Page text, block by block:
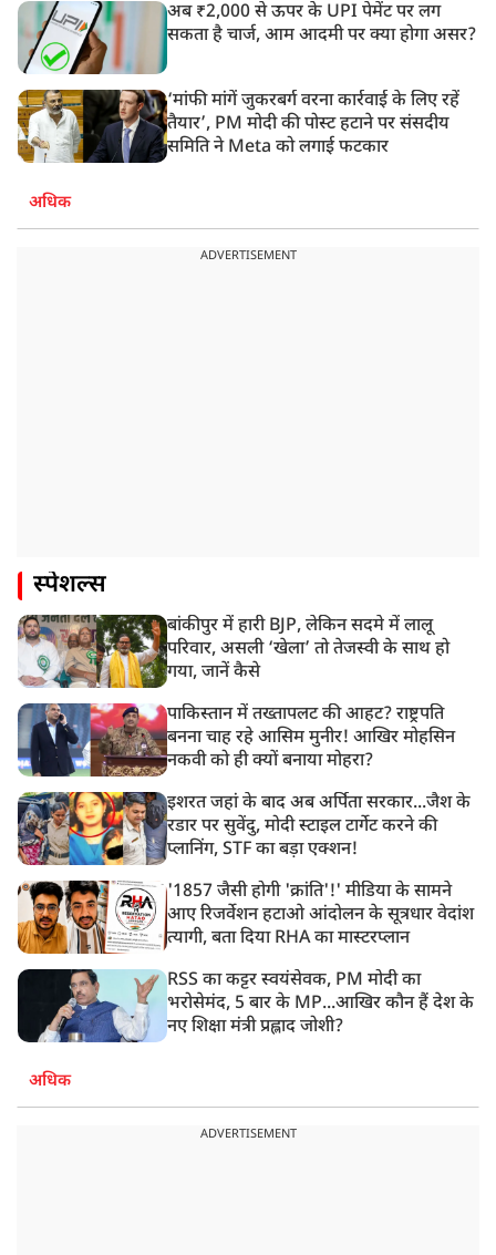
अब ₹2,000 से ऊपर के UPI पेमेंट पर लग
सकता है चार्ज, आम आदमी पर क्या होगा असर?
‘मांफी मांगें जुकरबर्ग वरना कार्रवाई के लिए रहें
तैयार’, PM मोदी की पोस्ट हटाने पर संसदीय
समिति ने Meta को लगाई फटकार
अधिक
ADVERTISEMENT
स्पेशल्स
बांकीपुर में हारी BJP, लेकिन सदमे में लालू
परिवार, असली ‘खेला’ तो तेजस्वी के साथ हो
गया, जानें कैसे
पाकिस्तान में तख्तापलट की आहट? राष्ट्रपति
बनना चाह रहे आसिम मुनीर! आखिर मोहसिन
नकवी को ही क्यों बनाया मोहरा?
इशरत जहां के बाद अब अर्पिता सरकार...जैश के
रडार पर सुवेंदु, मोदी स्टाइल टार्गेट करने की
प्लानिंग, STF का बड़ा एक्शन!
'1857 जैसी होगी 'क्रांति'!' मीडिया के सामने
आए रिजर्वेशन हटाओ आंदोलन के सूत्रधार वेदांश
त्यागी, बता दिया RHA का मास्टरप्लान
RSS का कट्टर स्वयंसेवक, PM मोदी का
भरोसेमंद, 5 बार के MP...आखिर कौन हैं देश के
नए शिक्षा मंत्री प्रह्लाद जोशी?
अधिक
ADVERTISEMENT